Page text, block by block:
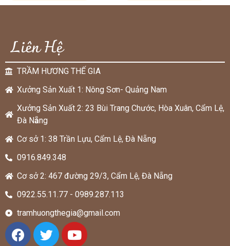
Liên Hệ
TRẦM HƯƠNG THẾ GIA
Xưởng Sản Xuất 1: Nông Sơn- Quảng Nam
Xưởng Sản Xuất 2: 23 Bùi Trang Chước, Hòa Xuân, Cẩm Lệ,
Đà Nẵng
Cơ sở 1: 38 Trần Lựu, Cẩm Lệ, Đà Nẵng
0916.849.348
Cơ sở 2: 467 đường 29/3, Cẩm Lệ, Đà Nẵng
0922.55.11.77 - 0989.287.113
tramhuongthegia@gmail.com